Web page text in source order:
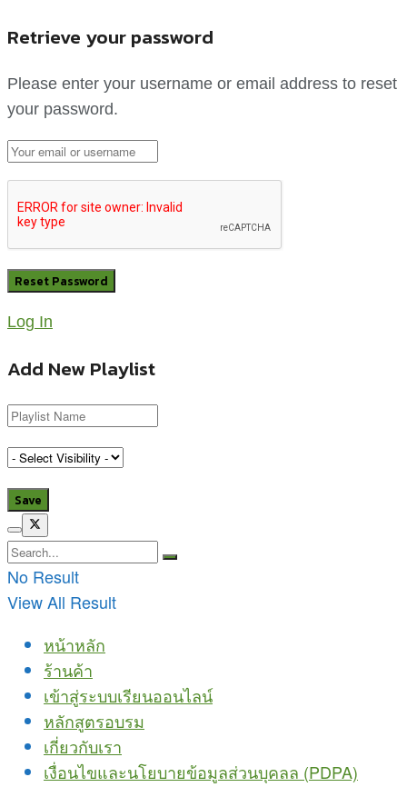
Retrieve your password
Please enter your username or email address to reset
your password.
Log In
Add New Playlist
No Result
View All Result
หน้าหลัก
ร้านค้า
เข้าสู่ระบบเรียนออนไลน์
หลักสูตรอบรม
เกี่ยวกับเรา
เงื่อนไขและนโยบายข้อมูลส่วนบุคลล (PDPA)